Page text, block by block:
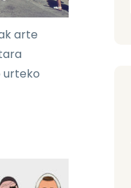
arte
urteko